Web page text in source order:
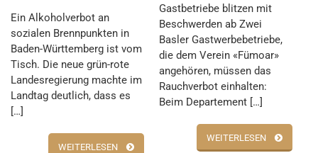
Ein Alkoholverbot an
sozialen Brennpunkten in
Baden-Württemberg ist vom
Tisch. Die neue grün-rote
Landesregierung machte im
Landtag deutlich, dass es
[…]
WEITERLESEN
Gastbetriebe blitzen mit
Beschwerden ab Zwei
Basler Gastwerbebetriebe,
die dem Verein «Fümoar»
angehören, müssen das
Rauchverbot einhalten:
Beim Departement […]
WEITERLESEN